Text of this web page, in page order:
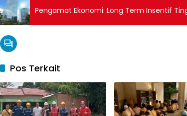
Pengamat Ekonomi: Long Term Insentif
Pos Terkait